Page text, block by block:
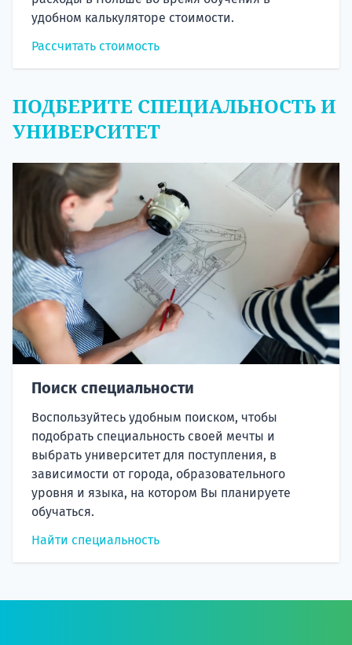
удобном калькуляторе стоимости.
Рассчитать стоимость
ПОДБЕРИТЕ СПЕЦИАЛЬНОСТЬ И
УНИВЕРСИТЕТ
Поиск специальности
Воспользуйтесь удобным поиском, чтобы
подобрать специальность своей мечты и
выбрать университет для поступления, в
зависимости от города, образовательного
уровня и языка, на котором Вы планируете
обучаться.
Найти специальность